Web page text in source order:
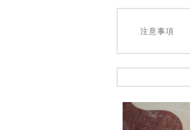
注意事項